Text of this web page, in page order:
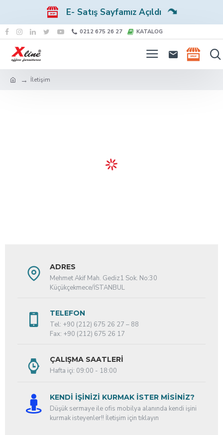
E- Satış Sayfamız Açıldı
0212 675 26 27 KATALOG
İletişim
ADRES
Mehmet Akif Mah. Gediz1 Sok. No:30
Küçükçekmece/İSTANBUL
TELEFON
Tel: +90 (212) 675 26 27 – 88
Fax: +90 (212) 675 26 17
ÇALIŞMA SAATLERI
Hafta içi: 09:00 - 18:00
KENDİ İŞİNİZİ KURMAK İSTER MİSİNİZ?
Düşük sermaye ile ofis mobilya alanında kendi işini
kurmak isteyenler!! İletişim için tıklayın